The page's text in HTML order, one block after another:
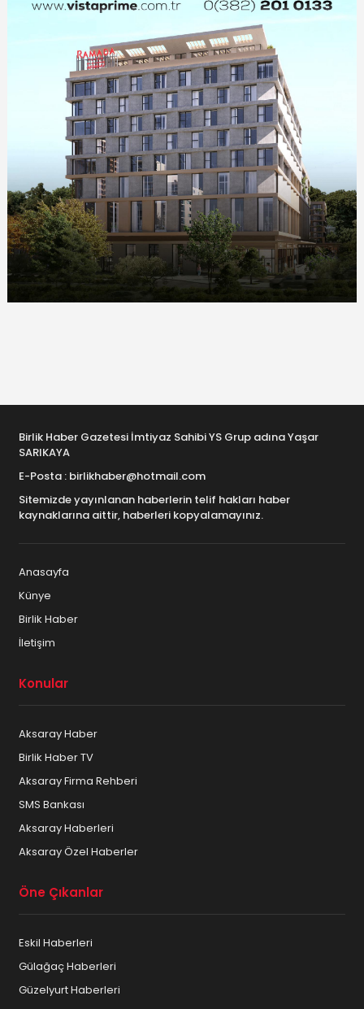
Birlik Haber Gazetesi İmtiyaz Sahibi YS Grup adına Yaşar
SARIKAYA
E-Posta : birlikhaber@hotmail.com
Sitemizde yayınlanan haberlerin telif hakları haber
kaynaklarına aittir, haberleri kopyalamayınız.
Anasayfa
Künye
Birlik Haber
İletişim
Konular
Aksaray Haber
Birlik Haber TV
Aksaray Firma Rehberi
SMS Bankası
Aksaray Haberleri
Aksaray Özel Haberler
Öne Çıkanlar
Eskil Haberleri
Gülağaç Haberleri
Güzelyurt Haberleri